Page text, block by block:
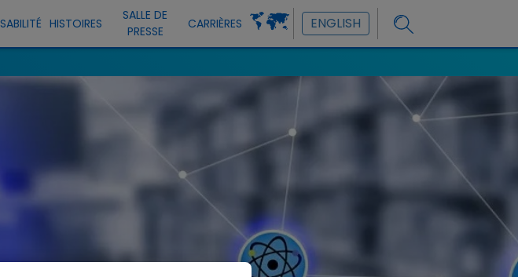
HISTOIRES
SALLE DE
PRESSE
CARRIÈRES ENGLISH